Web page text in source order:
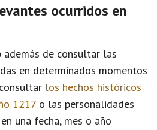
ocurridos en
además de consultar las
en determinados momentos
los hechos históricos
1217 o las personalidades
una fecha, mes o año